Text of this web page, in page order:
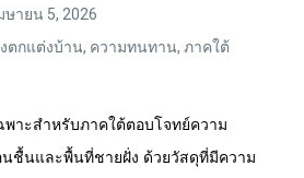
ษายน 5, 2026
ตกแต่งบ้าน, ความทนทาน, ภาคใต้
พาะสำหรับภาคใต้ตอบโจทย์ความ
ชื้นและพื้นที่ชายฝั่ง ด้วยวัสดุที่มีความ